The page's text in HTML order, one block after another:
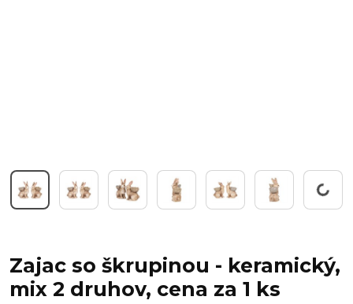
Working...
Zajac so škrupinou - keramický,
mix 2 druhov, cena za 1 ks